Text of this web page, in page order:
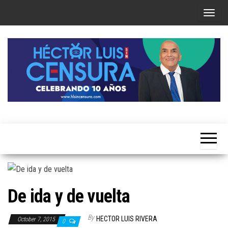
T
g
n
i
g
De ida y de vuelta
October 7, 2015 0 By HECTOR LUIS RIVERA